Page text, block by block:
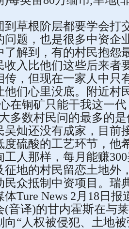
根阶层都要学会打
问题，也是很多中资企
了解到，有的村民抱怨
收入比他们这些后来者
传，但现在一家人中只
他们心里没底。附近村
在铜矿只能干我这一
多数村民问的最多的
吴灿还没有成家，目前
度硫酸的工艺环节，他
工人那样，每月能赚
的村民留恋土地外
民众抵制中资项目。瑞
Ture News 2月18日
(音译)的甘内霍斯在与
向“人权被侵犯、土地